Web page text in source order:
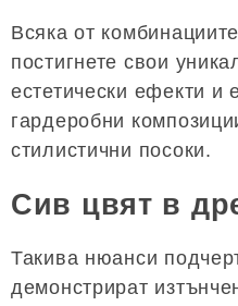
Всяка от
постигнете свои
естетически ефекти и
гардеробни
стилистични посоки.
Сив цвят в
Такива нюанси
демонстрират